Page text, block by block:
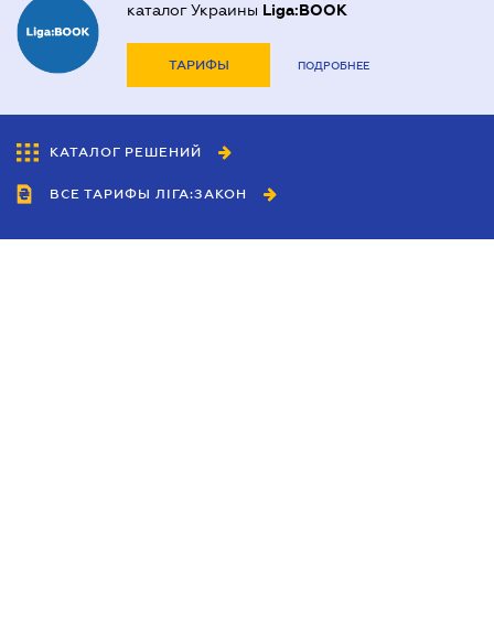
каталог Украины Liga:BOOK
ТАРИФЫ ПОДРОБНЕЕ
КАТАЛОГ РЕШЕНИЙ
ВСЕ ТАРИФЫ ЛІГА:ЗАКОН